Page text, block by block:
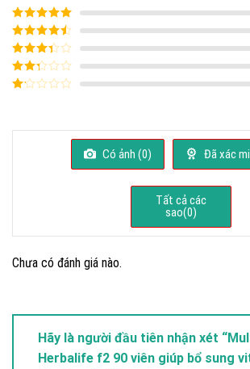
Được xếp
hạng
5 5 sao
Được xếp
hạng
4
5
sao
Được
xếp
hạng3
Được
sao
1
Có ảnh (0) Đã xác
Tất cả các
sao(0)
Chưa có đánh giá nào.
Hãy là người đầu tiên nhận xét
Herbalife f2 90 viên giúp bổ sung